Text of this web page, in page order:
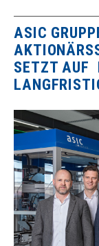
ASIC
SETZT AUF